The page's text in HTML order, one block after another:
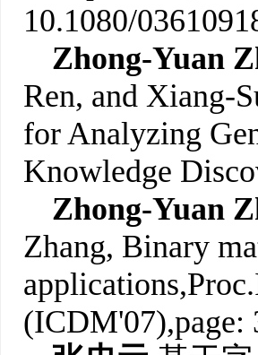
10.1080/
Zhong-Yuan
Ren, and Xiang-
for Analyzing
Knowledge
Zhong-Yuan
Zhang, Binary
applications,Proc.
(ICDM'07),page: